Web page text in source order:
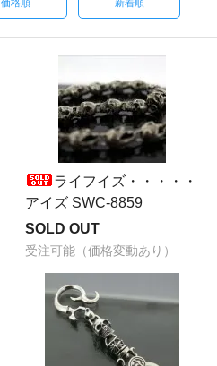
価格順 新着順
ライフイズ・・・・・
アイズ SWC-8859
SOLD OUT
受注可能（価格変動あり）